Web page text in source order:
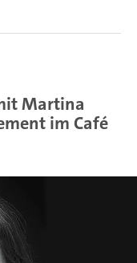
Martina
im Café